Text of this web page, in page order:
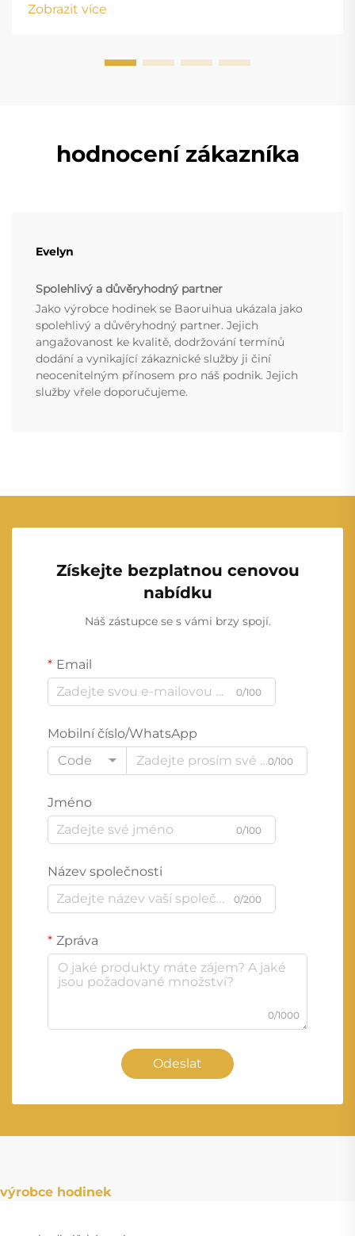
w...
Zobrazit více
hodnocení zákazníka
Evelyn
Spolehlivý a důvěryhodný partner
Jako výrobce hodinek se Baoruihua ukázala jako
spolehlivý a důvěryhodný partner. Jejich
angažovanost ke kvalitě, dodržování termínů
dodání a vynikající zákaznické služby ji činí
neocenitelným přínosem pro náš podnik. Jejich
služby vřele doporučujeme.
Získejte bezplatnou cenovou
nabídku
Náš zástupce se s vámi brzy spojí.
Email
0/100
Mobilní číslo/WhatsApp
Code
0/100
Jméno
0/100
Název společnosti
0/200
Zpráva
0/1000
Odeslat
výrobce hodinek